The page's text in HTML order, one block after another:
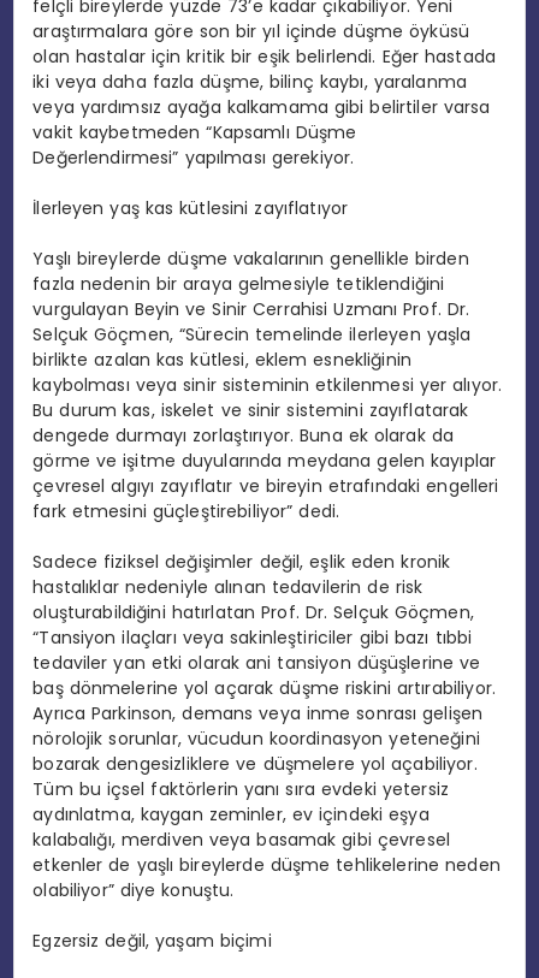
felçli bireylerde yüzde 73’e kadar çıkabiliyor. Yeni
araştırmalara göre son bir yıl içinde düşme öyküsü
olan hastalar için kritik bir eşik belirlendi. Eğer hastada
iki veya daha fazla düşme, bilinç kaybı, yaralanma
veya yardımsız ayağa kalkamama gibi belirtiler varsa
vakit kaybetmeden “Kapsamlı Düşme
Değerlendirmesi” yapılması gerekiyor.
İlerleyen yaş kas kütlesini zayıflatıyor
Yaşlı bireylerde düşme vakalarının genellikle birden
fazla nedenin bir araya gelmesiyle tetiklendiğini
vurgulayan Beyin ve Sinir Cerrahisi Uzmanı Prof. Dr.
Selçuk Göçmen, “Sürecin temelinde ilerleyen yaşla
birlikte azalan kas kütlesi, eklem esnekliğinin
kaybolması veya sinir sisteminin etkilenmesi yer alıyor.
Bu durum kas, iskelet ve sinir sistemini zayıflatarak
dengede durmayı zorlaştırıyor. Buna ek olarak da
görme ve işitme duyularında meydana gelen kayıplar
çevresel algıyı zayıflatır ve bireyin etrafındaki engelleri
fark etmesini güçleştirebiliyor” dedi.
Sadece fiziksel değişimler değil, eşlik eden kronik
hastalıklar nedeniyle alınan tedavilerin de risk
oluşturabildiğini hatırlatan Prof. Dr. Selçuk Göçmen,
“Tansiyon ilaçları veya sakinleştiriciler gibi bazı tıbbi
tedaviler yan etki olarak ani tansiyon düşüşlerine ve
baş dönmelerine yol açarak düşme riskini artırabiliyor.
Ayrıca Parkinson, demans veya inme sonrası gelişen
nörolojik sorunlar, vücudun koordinasyon yeteneğini
bozarak dengesizliklere ve düşmelere yol açabiliyor.
Tüm bu içsel faktörlerin yanı sıra evdeki yetersiz
aydınlatma, kaygan zeminler, ev içindeki eşya
kalabalığı, merdiven veya basamak gibi çevresel
etkenler de yaşlı bireylerde düşme tehlikelerine neden
olabiliyor” diye konuştu.
Egzersiz değil, yaşam biçimi